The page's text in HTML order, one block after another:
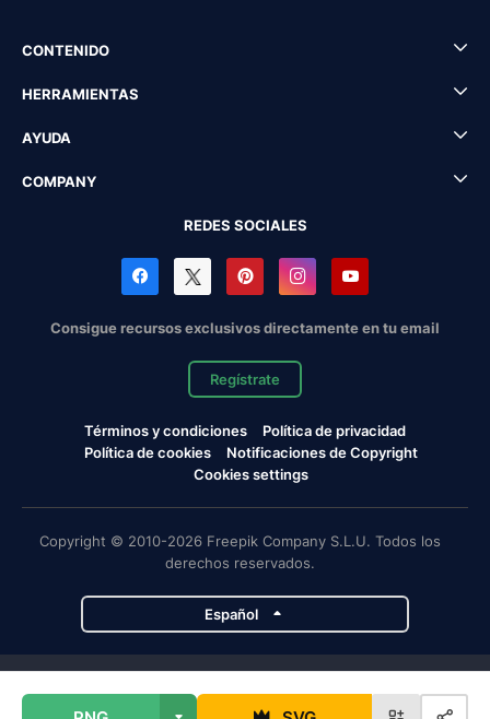
CONTENIDO
HERRAMIENTAS
AYUDA
COMPANY
REDES SOCIALES
Consigue recursos exclusivos directamente en tu email
Regístrate
Términos y condiciones
Política de privacidad
Política de cookies
Notificaciones de Copyright
Cookies settings
Copyright © 2010-2026 Freepik Company S.L.U. Todos los
derechos reservados.
Español